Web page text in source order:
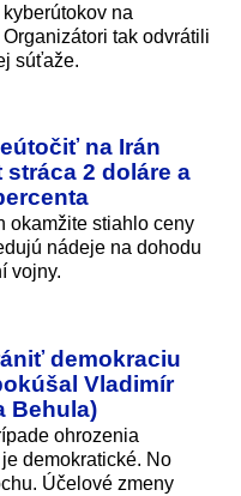
na
tak odvrátili
súťaže.
na Irán
2 doláre a
okamžite stiahlo ceny
nádeje na dohodu
vojny.
demokraciu
Vladimír
Behula)
ohrozenia
demokratické. No
Účelové zmeny